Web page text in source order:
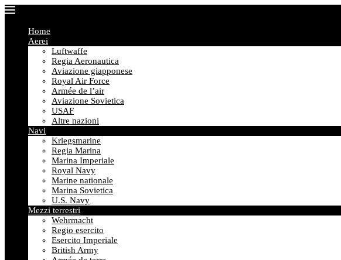
Home
Aerei
Luftwaffe
Regia Aeronautica
Aviazione giapponese
Royal Air Force
Armée de l’air
Aviazione Sovietica
USAF
Altre nazioni
Navi
Kriegsmarine
Regia Marina
Marina Imperiale
Royal Navy
Marine nationale
Marina Sovietica
U.S. Navy
Mezzi terrestri
Wehrmacht
Regio esercito
Esercito Imperiale
British Army